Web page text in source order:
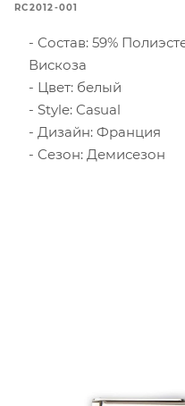
RC2012-001
Состав: 59%
Вискоза
Цвет: белый
Style: Casual
Дизайн: Франция
Сезон: Демисезон